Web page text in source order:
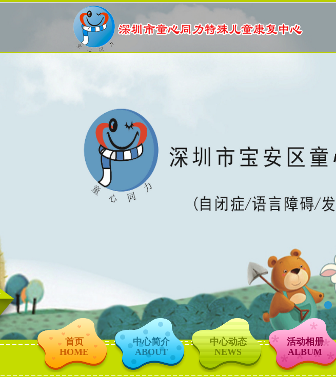
首页
HOME
中心简介
ABOUT
中心动态
NEWS
活动相册
ALBUM